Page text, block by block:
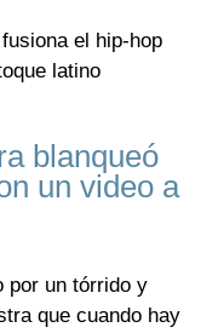
el hip-hop
latino
blanqueó
un video a
por un tórrido y
que cuando hay